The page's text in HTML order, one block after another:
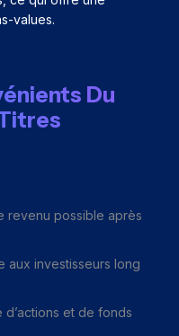
values.
Du
revenu possible après
aux investisseurs long
et de fonds